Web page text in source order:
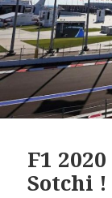
F1
Sotchi !